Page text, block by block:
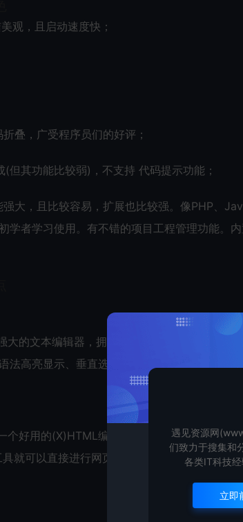
观，且启动速度快；
叠，广受程序员们的好评；
但其功能比较弱)，不支持 代码提示功能；
大，且比较容易，扩展也比较强。像PHP、
学者学习使用。有不错的项目工程管理功能。
大的文本编辑器，拥有无限制的Undo/Redo功
法高亮显示、垂直选择、搜寻功能等，记事本
个好用的(X)HTML编辑器。单击
就可以直接进行网页的编辑与创作；
遇见资源网
们致力于搜集和
各类IT科技
立即